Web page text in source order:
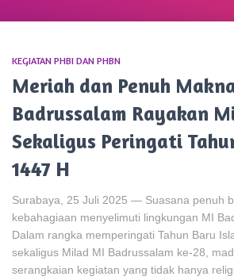
KEGIATAN PHBI DAN PHBN
Meriah dan Penuh
Badrussalam Rayakan
Sekaligus Peringati
1447 H
Surabaya, 25 Juli 2025 — Suasana penuh
kebahagiaan menyelimuti lingkungan MI
Dalam rangka memperingati Tahun Baru
sekaligus Milad MI Badrussalam ke-28,
serangkaian kegiatan yang tidak hanya